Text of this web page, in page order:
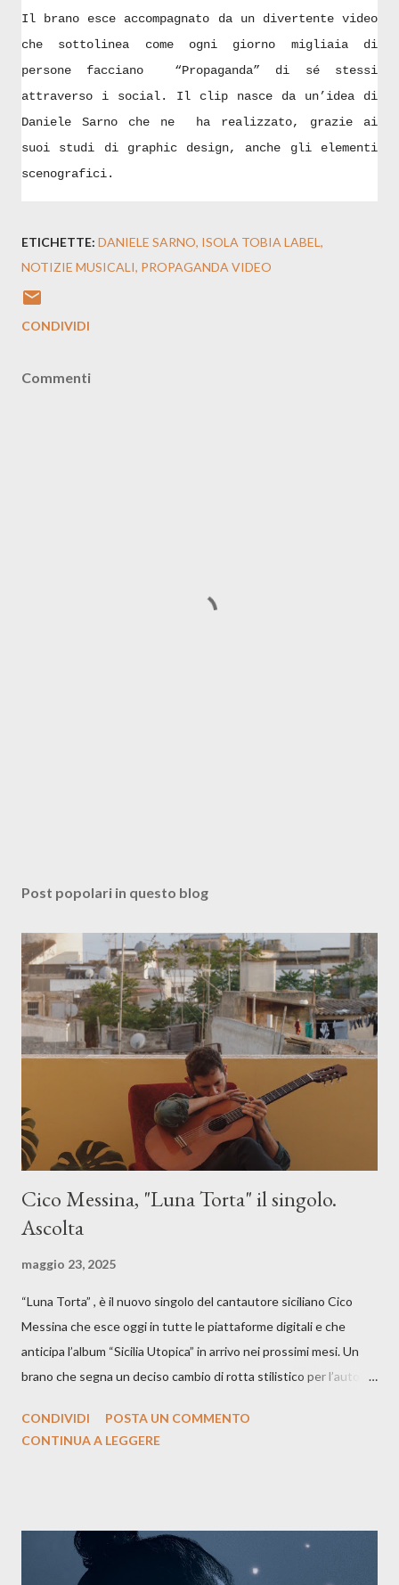
Il brano esce accompagnato da un divertente video
che sottolinea come ogni giorno migliaia di
persone facciano “Propaganda” di sé stessi
attraverso i social. Il clip nasce da un’idea di
Daniele Sarno che ne ha realizzato, grazie ai
suoi studi di graphic design, anche gli elementi
scenografici.
ETICHETTE: DANIELE SARNO ISOLA TOBIA LABEL
NOTIZIE MUSICALI PROPAGANDA VIDEO
CONDIVIDI
Commenti
Post popolari in questo blog
Cico Messina, "Luna Torta" il singolo.
Ascolta
maggio 23, 2025
“Luna Torta” , è il nuovo singolo del cantautore siciliano Cico
Messina che esce oggi in tutte le piattaforme digitali e che
anticipa l’album “Sicilia Utopica” in arrivo nei prossimi mesi. Un
brano che segna un deciso cambio di rotta stilistico per l’autore
testo ibrido tra italiano e siciliano, e un’urgenza espressiva che
La canzone racconta la difficoltà di creare, e perfino di esistere,
sotto il peso della realtà. Ma lo fa cercando una via d’uscita, una
CONDIVIDI
POSTA UN COMMENTO
CONTINUA A LEGGERE